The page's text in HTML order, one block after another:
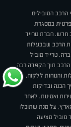
הרכב המובילים
במסגרת
חדש. חברת טרייד
הרכב שבבעלות
טרייד מוביל
הרכב תוך הקפדה רבה
והנוחות ללקוח.
הכנה ובדיקות
ואמינות. לאחר
על מנת שתוכלו
מציעה